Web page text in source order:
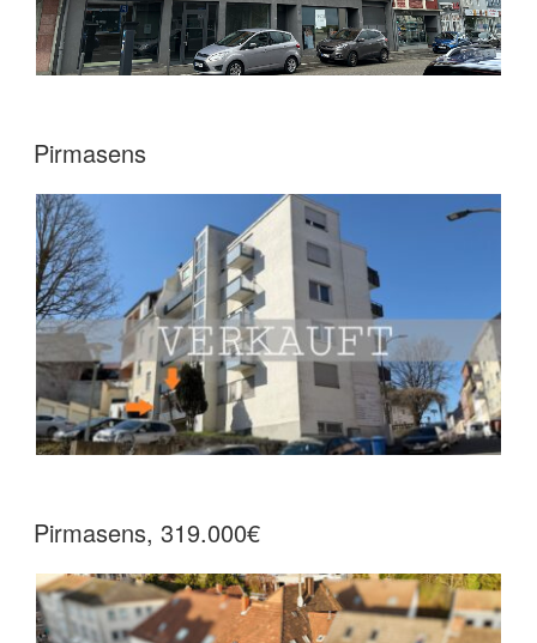
Pirmasens
Pirmasens, 319.000€